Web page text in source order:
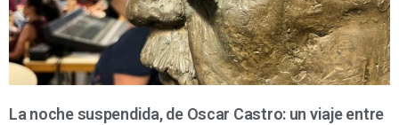
La noche suspendida, de Oscar Castro: un viaje entre